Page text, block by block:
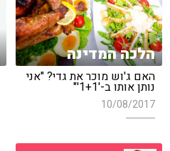
הלכה המדינה
האם ג'וש מוכר את גדי? "אני
נותן אותו ב-'1+1'"
10/08/2017